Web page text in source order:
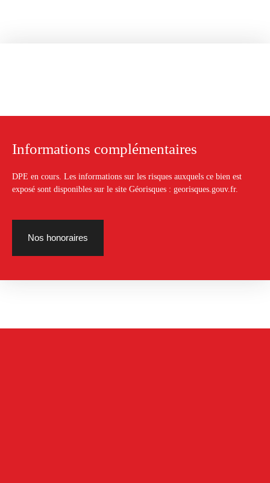
Informations complémentaires
DPE en cours. Les informations sur les risques auxquels ce bien est
exposé sont disponibles sur le site Géorisques : georisques.gouv.fr.
Nos honoraires